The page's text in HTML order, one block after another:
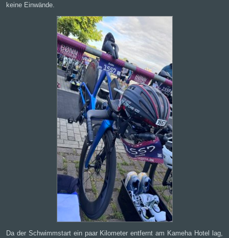
keine Einwände.
Da der Schwimmstart ein paar Kilometer entfernt am Kameha Hotel lag,